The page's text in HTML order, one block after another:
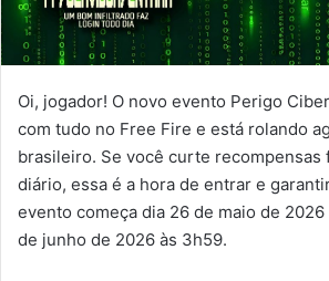
Oi, jogador! O novo evento Perigo
com tudo no Free Fire e está rolando
brasileiro. Se você curte recompensas
diário, essa é a hora de entrar e
evento começa dia 26 de maio de
de junho de 2026 às 3h59.